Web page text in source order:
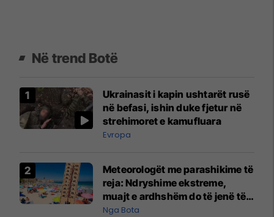
Në trend Botë
Ukrainasit i kapin ushtarët rusë
në befasi, ishin duke fjetur në
strehimoret e kamufluara
Evropa
Meteorologët me parashikime të
reja: Ndryshime ekstreme,
muajt e ardhshëm do të jenë të
pazakontë
Nga Bota